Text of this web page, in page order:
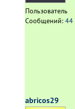
Пользователь
Сообщений: 44
abricos29